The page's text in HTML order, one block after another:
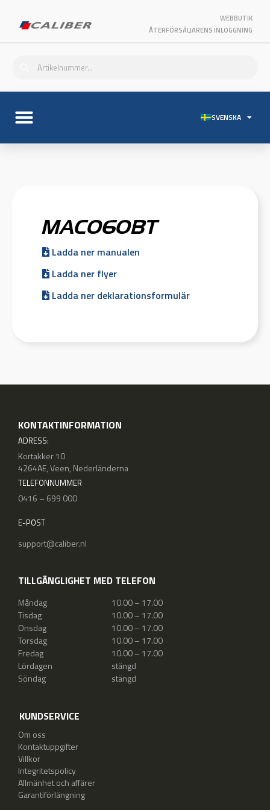
WEBBUTIK
ÅTERFÖRSÄLJARENS INLOGGNING
SVENSKA
MAC060BT
Ladda ner manualen
Ladda ner flyer
Ladda ner deklarationsformulär
KONTAKTINFORMATION
ADRESS:
Kortakker 10
4264AE, Veen, Nederländerna
TELEFONNUMMER
0416 – 699 000
E-POST
support@caliber.nl
TILLGÄNGLIGHET MED TELEFON
Måndag
10.00 – 17.00
Tisdag
10.00 – 17.00
Onsdag
10.00 – 17.00
Torsdag
10.00 – 17.00
Fredag
10.00 – 17.00
Lördagen
stängd
Söndag
stängd
KUNDSERVICE
Om oss
Kontaktuppgifter
Villkor
Integritetspolicy
Allmänhet och affärer
Garantiförlängning